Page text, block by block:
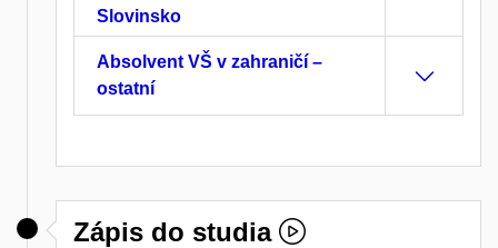
Slovinsko
Absolvent VŠ v zahraničí –
ostatní
Zápis do studia